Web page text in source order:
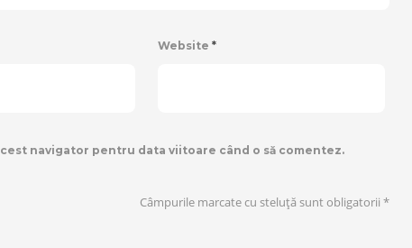
Website *
navigator pentru data viitoare când o să comentez.
Câmpurile marcate cu steluță sunt obligatorii*